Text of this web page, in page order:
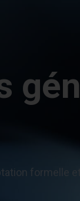
formelle